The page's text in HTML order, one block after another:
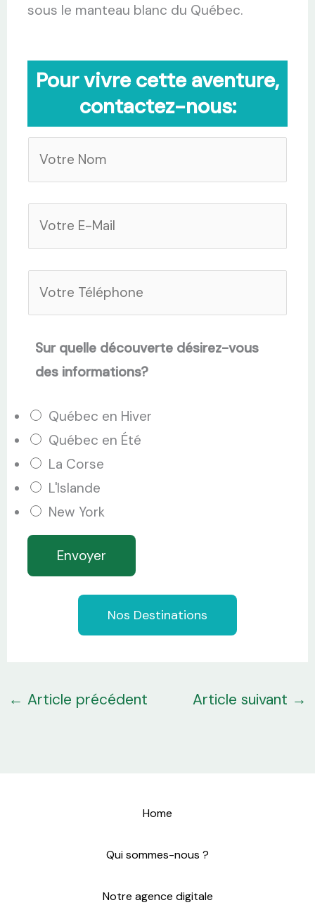
sous le manteau blanc du Québec.
Pour vivre cette aventure,
contactez-nous:
N
m
e
m
a
*
é
é
p
h
o
n
Sur quelle découverte désirez-vous
des informations?
Québec en Hiver
Québec en Été
La Corse
L'Islande
New York
Envoyer
Nos Destinations
← Article précédent Article suivant →
Home
Qui sommes-nous ?
Notre agence digitale